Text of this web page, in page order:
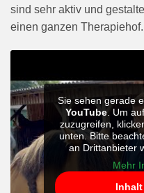
sind sehr aktiv und
einen ganzen Therapiehof.
Sie sehen gerade
YouTube. Um
zuzugreifen,
unten. Bitte
an Drittanbieter
Mehr